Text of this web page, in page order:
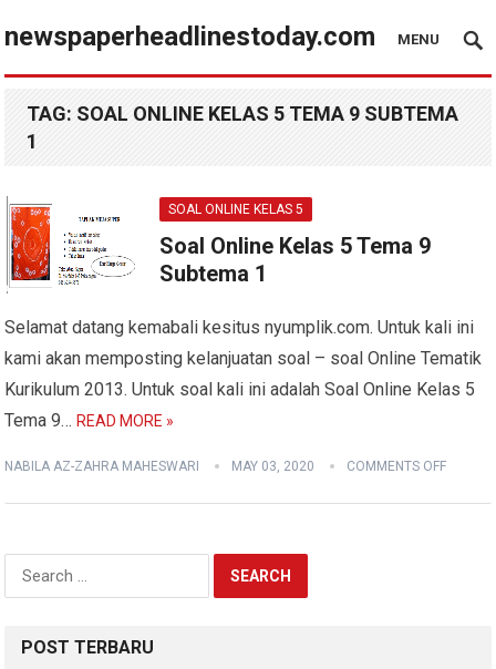
newspaperheadlinestoday.com MENU
TAG: SOAL ONLINE KELAS 5 TEMA 9 SUBTEMA
1
SOAL ONLINE KELAS 5
Soal Online Kelas 5 Tema 9
Subtema 1
Selamat datang kemabali kesitus nyumplik.com. Untuk kali ini
kami akan memposting kelanjuatan soal – soal Online Tematik
Kurikulum 2013. Untuk soal kali ini adalah Soal Online Kelas 5
Tema 9…READ MORE »
NABILA AZ-ZAHRA MAHESWARI MAY 03, 2020 COMMENTS OFF
Search
POST TERBARU